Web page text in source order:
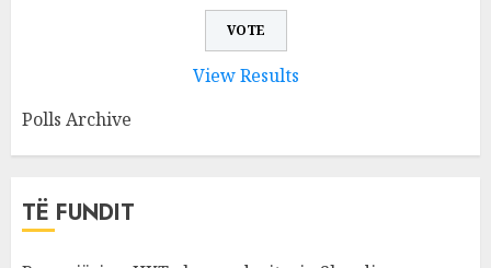
View Results
Polls Archive
TË FUNDIT